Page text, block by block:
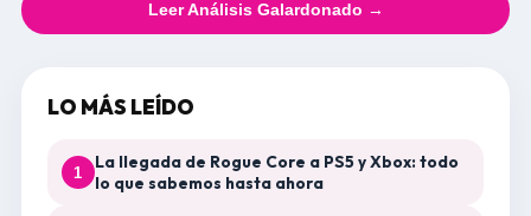
Leer Análisis Galardonado →
LO MÁS LEÍDO
1
La llegada de Rogue Core a PS5 y Xbox: todo
lo que sabemos hasta ahora